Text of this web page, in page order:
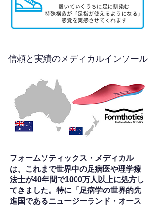
信頼と実績のメディカルインソール
フォームソティックス・メディカル
は、これまで世界中の足病医や理学療
法士が40年間で1000万人以上に処方し
てきました。特に「足病学の世界的先
進国であるニュージーランド・オース